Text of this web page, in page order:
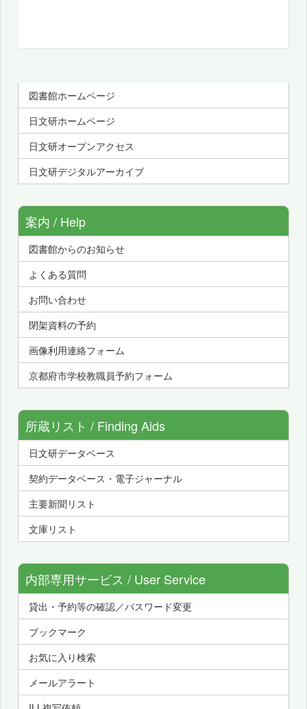
図書館ホームページ
日文研ホームページ
日文研オープンアクセス
日文研デジタルアーカイブ
案内 / Help
図書館からのお知らせ
よくある質問
お問い合わせ
閉架資料の予約
画像利用連絡フォーム
京都府市学校教職員予約フォーム
所蔵リスト / Finding Aids
日文研データベース
契約データベース・電子ジャーナル
主要新聞リスト
文庫リスト
内部専用サービス / User Service
貸出・予約等の確認／パスワード変更
ブックマーク
お気に入り検索
メールアラート